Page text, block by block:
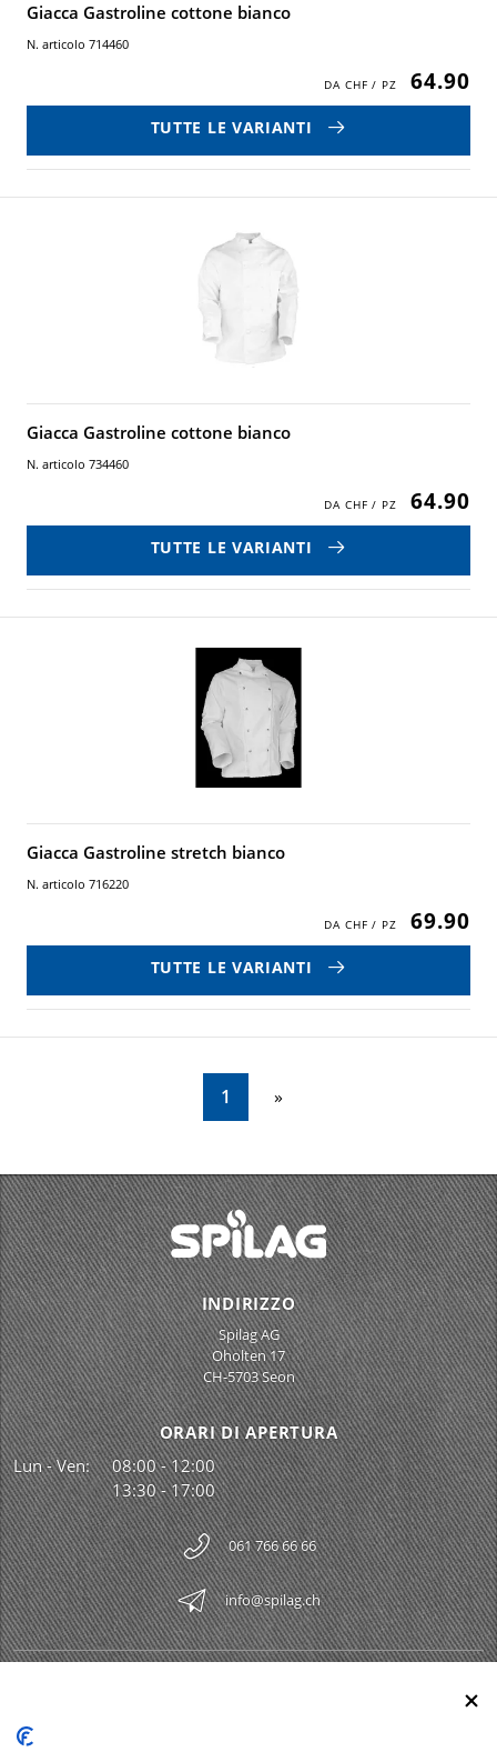
Giacca Gastroline cottone bianco
N. articolo 714460
64.90
TUTTE LE VARIANTI
Giacca Gastroline cottone bianco
N. articolo 734460
64.90
TUTTE LE VARIANTI
Giacca Gastroline stretch bianco
N. articolo 716220
69.90
TUTTE LE VARIANTI
1
INDIRIZZO
Spilag AG
Oholten 17
CH-5703 Seon
ORARI DI APERTURA
Lun - Ven:
08:00 - 12:00
13:30 - 17:00
061 766 66 66
info@spilag.ch
LEGAL